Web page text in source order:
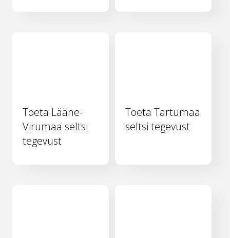
Toeta Lääne-
Virumaa seltsi
tegevust
Toeta Tartumaa
seltsi tegevust